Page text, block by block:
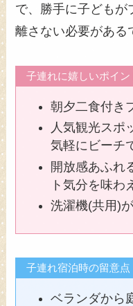
で、勝手に子どもが
離さない必要がある
子連れに嬉しいポイン
朝夕二食付き
人気観光スポ
気軽にビーチ
開放感あふれ
ト気分を味わ
洗濯機(共用)
子連れ宿泊時の留意点
ベランダから